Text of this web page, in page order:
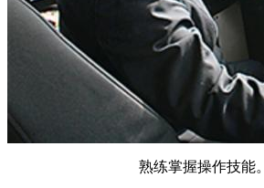
熟练掌握操作技能。